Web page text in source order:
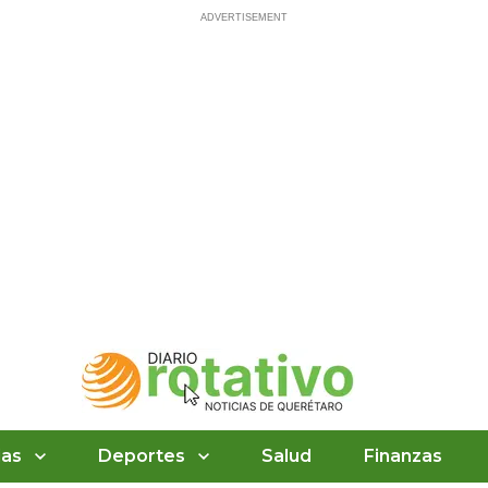
Deportes Salud Finanzas